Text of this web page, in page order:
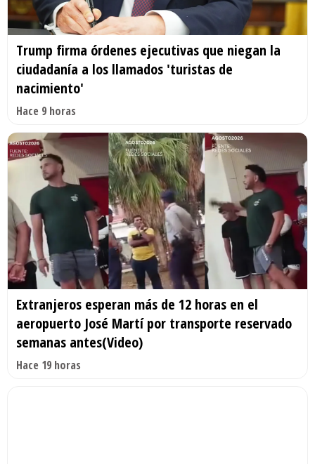
Trump firma órdenes ejecutivas que niegan la
ciudadanía a los llamados 'turistas de
nacimiento'
Hace 9 horas
Extranjeros esperan más de 12 horas en el
aeropuerto José Martí por transporte reservado
semanas antes(Video)
Hace 19 horas